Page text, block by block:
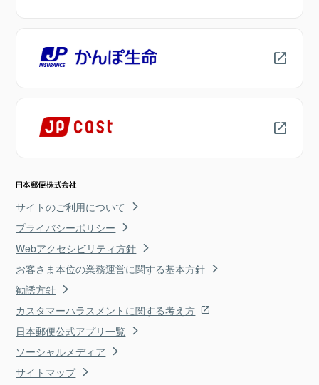
サイトのご利用について
プライバシーポリシー
Webアクセシビリティ方針
お客さま本位の業務運営に関する基本方針
勧誘方針
カスタマーハラスメントに関する考え方
日本郵便公式アプリ一覧
ソーシャルメディア
サイトマップ